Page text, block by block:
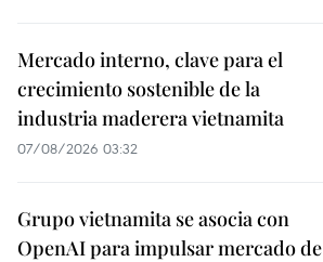
Mercado interno, clave para el
crecimiento sostenible de la
industria maderera vietnamita
07/08/2026 03:32
Grupo vietnamita se asocia con
OpenAI para impulsar mercado de